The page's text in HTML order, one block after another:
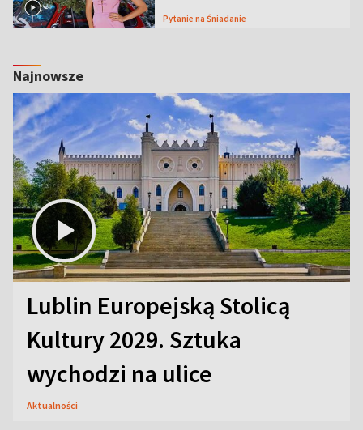
Pytanie na Śniadanie
Najnowsze
Lublin Europejską Stolicą
Kultury 2029. Sztuka
wychodzi na ulice
Aktualności